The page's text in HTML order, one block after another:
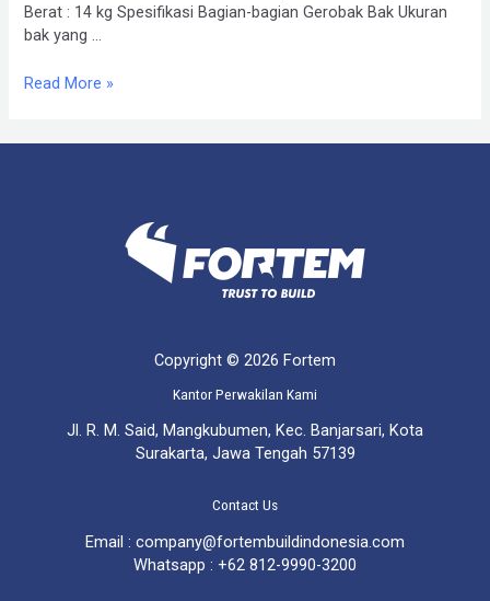
Berat : 14 kg Spesifikasi Bagian-bagian Gerobak Bak Ukuran
bak yang …
Read More »
Copyright © 2026 Fortem
Kantor Perwakilan Kami
Jl. R. M. Said, Mangkubumen, Kec. Banjarsari, Kota
Surakarta, Jawa Tengah 57139
Contact Us
Email : company@fortembuildindonesia.com
Whatsapp : +62 812-9990-3200